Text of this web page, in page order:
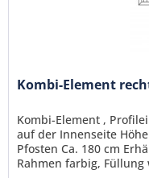
Kombi-Element
Kombi-Element ,
auf der Innenseite
Pfosten Ca. 180 cm
Rahmen farbig,